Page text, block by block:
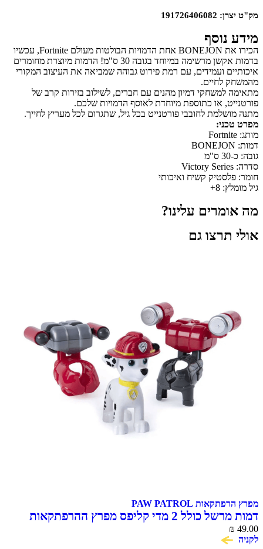
מק"ט יצרן: 191726406082
מידע נוסף
הכירו את BONEJON אחת הדמויות הבולטות מעולם Fortnite, עכשיו
בדמות אקשן מרשימה במיוחד בגובה 30 ס"מ! הדמות מיוצרת מחומרים
איכותיים ועמידים, עם רמת פירוט גבוהה שמביאה את העיצוב המקורי
מהמשחק לחיים.
מתאימה למשחקי דמיון מהנים עם חברים, לשילוב בזירות קרב של
פורטנייט, או כתוספת מיוחדת לאוסף הדמויות שלכם.
מתנה מושלמת לחובבי פורטנייט בכל גיל, שתגרום לכל מעריץ לחייך.
מפרט טכני:
מותג: Fortnite
דמות: BONEJON
גובה: כ-30 ס"מ
סדרה: Victory Series
חומר: פלסטיק קשיח ואיכותי
גיל מומלץ: 8+
מה אומרים עלינו?
אולי תרצו גם
מפרץ הרפתקאות PAW PATROL
דמות מרשל כולל 2 מדי קליפס מפרץ ההרפתקאות
Action Pack Marshall
₪ 49.00
לקניה